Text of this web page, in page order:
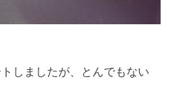
しましたが、とんでもない